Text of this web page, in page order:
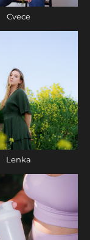
Cvece
Lenka